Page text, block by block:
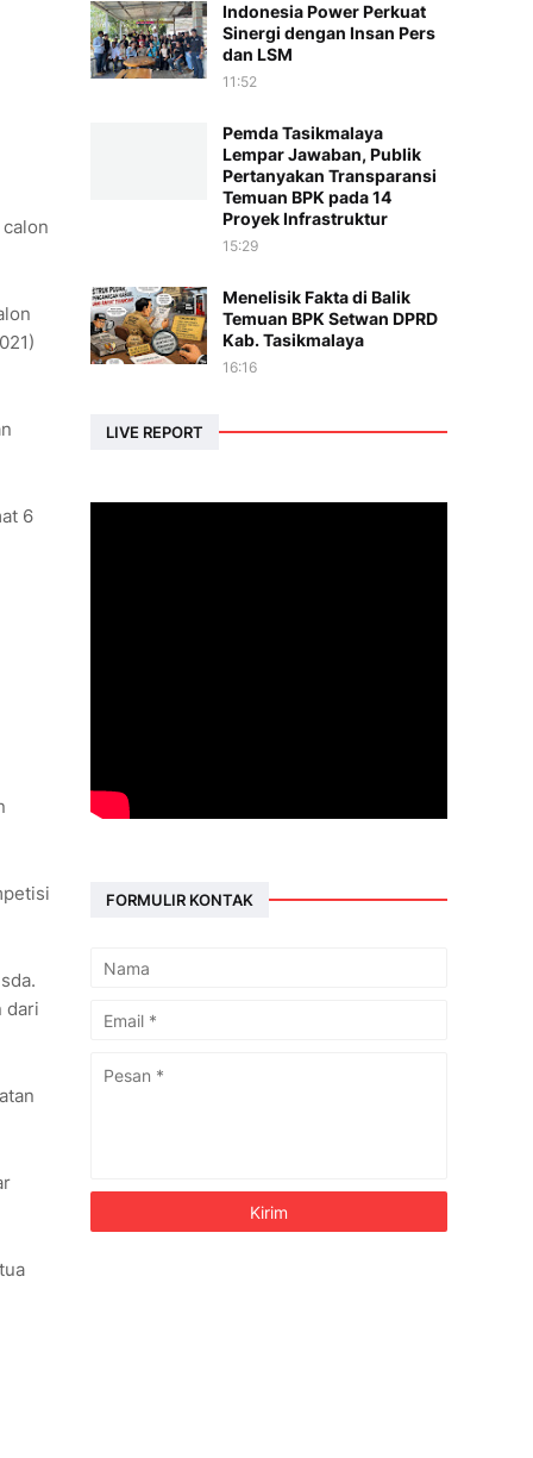
6
dari
Indonesia Power Perkuat
Sinergi dengan Insan Pers
dan LSM
11:52
Pemda Tasikmalaya
Lempar Jawaban, Publik
Pertanyakan Transparansi
Temuan BPK pada 14
Proyek Infrastruktur
15:29
Menelisik Fakta di Balik
Temuan BPK Setwan DPRD
Kab. Tasikmalaya
16:16
LIVE REPORT
FORMULIR KONTAK